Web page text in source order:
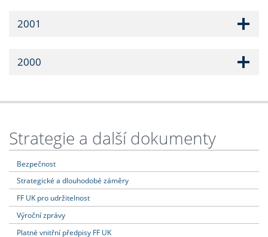
2001
2000
Strategie a další dokumenty
Bezpečnost
Strategické a dlouhodobé záměry
FF UK pro udržitelnost
Výroční zprávy
Platné vnitřní předpisy FF UK